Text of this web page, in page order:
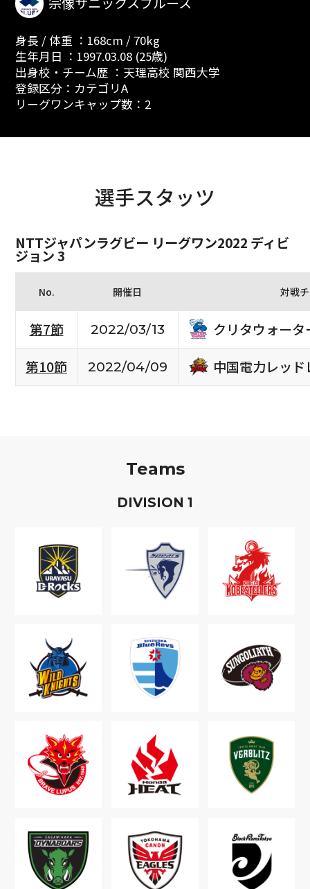
身長 / 体重 ：168cm / 70kg
生年月日 ：1997.03.08 (25歳)
出身校・チーム歴 ：天理高校 関西大学
登録区分：カテゴリA
リーグワンキャップ数：2
選手スタッツ
NTTジャパンラグビー リーグワン2022 ディビ
ジョン 3
No. 開催日 対戦
第7節 2022/03/13
クリタウォー
第10節
2022/04/09 中国電力レッ
Teams
DIVISION 1